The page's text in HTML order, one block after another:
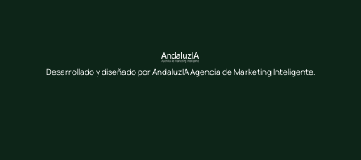
Desarrollado y diseñado por AndaluzIA Agencia de Marketing Inteligente.